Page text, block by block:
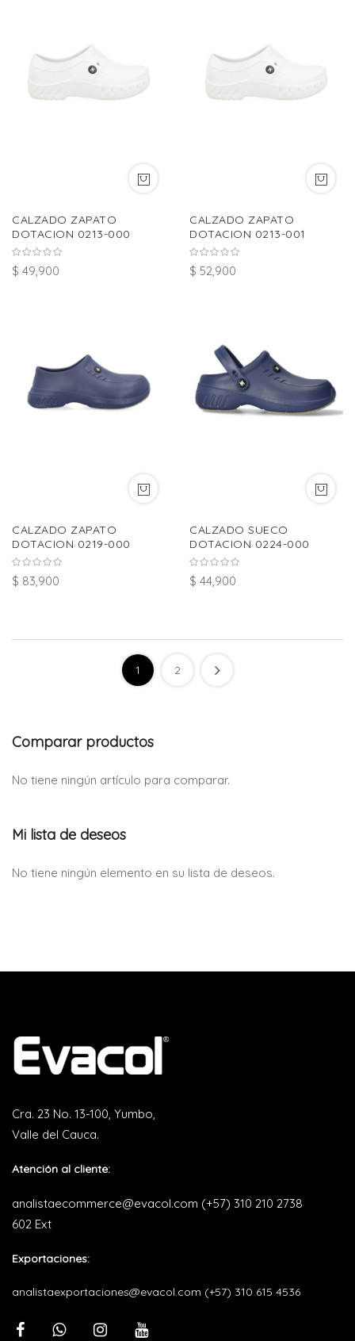
CALZADO ZAPATO
DOTACION 0213-000
$ 49,900
CALZADO ZAPATO
DOTACION 0213-001
$ 52,900
CALZADO ZAPATO
DOTACION 0219-000
$ 83,900
CALZADO SUECO
DOTACION 0224-000
$ 44,900
1 2
Comparar productos
No tiene ningún artículo para comparar.
Mi lista de deseos
No tiene ningún elemento en su lista de deseos.
Cra. 23 No. 13-100, Yumbo,
Valle del Cauca.
Atención al cliente:
analistaecommerce@evacol.com (+57) 310 210 2738
602 Ext
Exportaciones:
analistaexportaciones@evacol.com (+57) 310 615 4536